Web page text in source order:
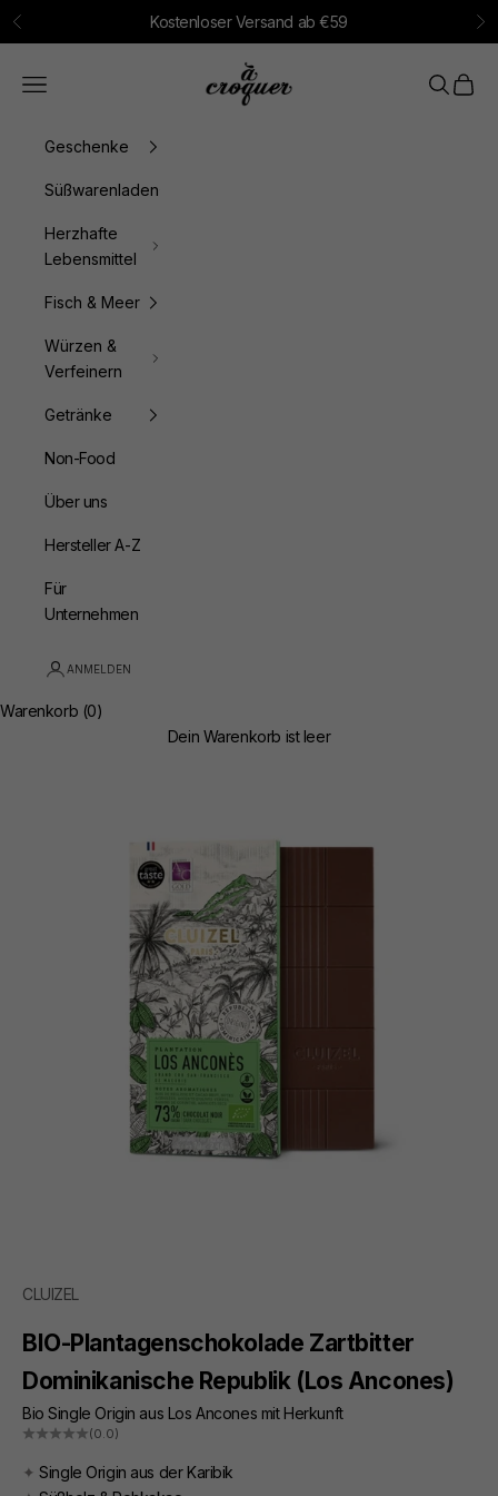
Zum Inhalt springen
Zurück Kostenloser Versand ab €59
à croquer
Menü Suchen
Geschenke
Süßwarenladen
Herzhafte
Lebensmittel
Fisch & Meer
Würzen &
Verfeinern
Getränke
Non-Food
Über uns
Hersteller A-Z
Für
Unternehmen
ANMELDEN
Warenkorb (0)
Dein Warenkorb ist leer
CLUIZEL
BIO-Plantagenschokolade Zartbitter
Dominikanische Republik (Los Ancones)
Bio Single Origin aus Los Ancones mit Herkunft
(0.0)
✦ Single Origin aus der Karibik